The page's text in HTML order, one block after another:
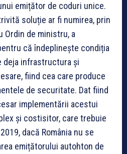
emițător de coduri unice.
soluție ar fi numirea, prin
Ordin de ministru, a
că îndeplinește condiția
deja infrastructura și
fiind cea care produce
de securitate. Dat fiind
implementării acestui
și costisitor, care trebuie
dacă România nu se
emițătorului autohton de